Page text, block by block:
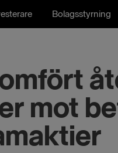
Bolagsstyrning
mot